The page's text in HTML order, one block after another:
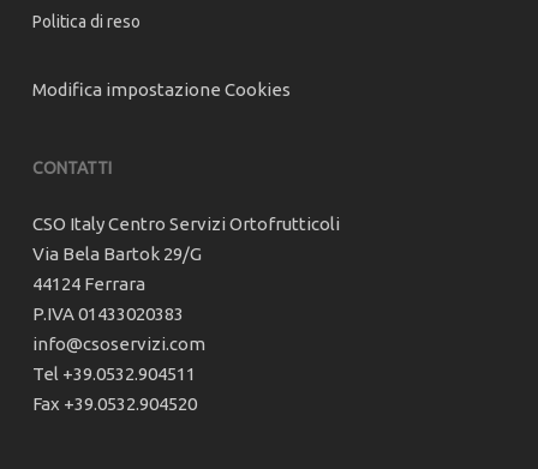
Politica di reso
Modifica impostazione Cookies
CONTATTI
CSO Italy Centro Servizi Ortofrutticoli
Via Bela Bartok 29/G
44124 Ferrara
P.IVA 01433020383
info@csoservizi.com
Tel +39.0532.904511
Fax +39.0532.904520